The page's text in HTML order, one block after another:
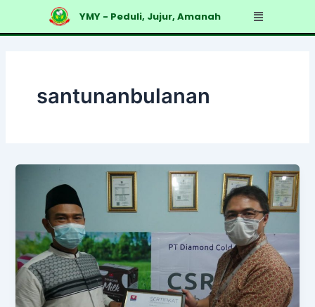
YMY - Peduli, Jujur, Amanah Menu
santunanbulanan